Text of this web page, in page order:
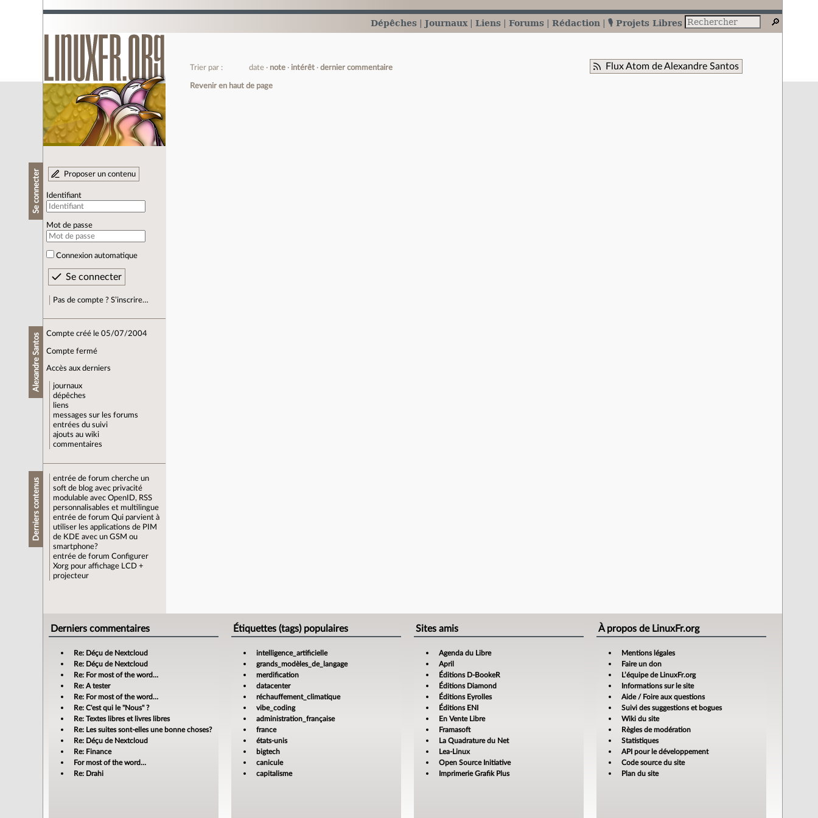
Dépêches Journaux Liens Forums Rédaction 🎙️ Projets Libres
Se connecter Proposer un contenu
Identifiant
Mot de passe
Connexion automatique
Pas de compte ? S’inscrire…
Alexandre Santos Compte créé le 05/07/2004
Compte fermé
Accès aux derniers
journaux
dépêches
liens
messages sur les forums
entrées du suivi
ajouts au wiki
commentaires
Derniers contenus entrée de forum cherche un
soft de blog avec privacité
modulable avec OpenID, RSS
personnalisables et multilingue
entrée de forum Qui parvient à
utiliser les applications de PIM
de KDE avec un GSM ou
smartphone?
entrée de forum Configurer
Xorg pour affichage LCD +
projecteur
Flux Atom de Alexandre Santos
Trier par : date note intérêt dernier commentaire
Revenir en haut de page
Derniers commentaires
Re: Déçu de Nextcloud
Re: Déçu de Nextcloud
Re: For most of the word…
Re: A tester
Re: For most of the word…
Re: C'est qui le "Nous" ?
Re: Textes libres et livres libres
Re: Les suites sont-elles une bonne choses?
Re: Déçu de Nextcloud
Re: Finance
For most of the word…
Re: Drahi
Étiquettes (tags) populaires
intelligence_artificielle
grands_modèles_de_langage
merdification
datacenter
réchauffement_climatique
vibe_coding
administration_française
france
états-unis
bigtech
canicule
capitalisme
Sites amis
Agenda du Libre
April
Éditions D-BookeR
Éditions Diamond
Éditions Eyrolles
Éditions ENI
En Vente Libre
Framasoft
La Quadrature du Net
Lea-Linux
Open Source Initiative
Imprimerie Grafik Plus
À propos de LinuxFr.org
Mentions légales
Faire un don
L’équipe de LinuxFr.org
Informations sur le site
Aide / Foire aux questions
Suivi des suggestions et bogues
Wiki du site
Règles de modération
Statistiques
API pour le développement
Code source du site
Plan du site